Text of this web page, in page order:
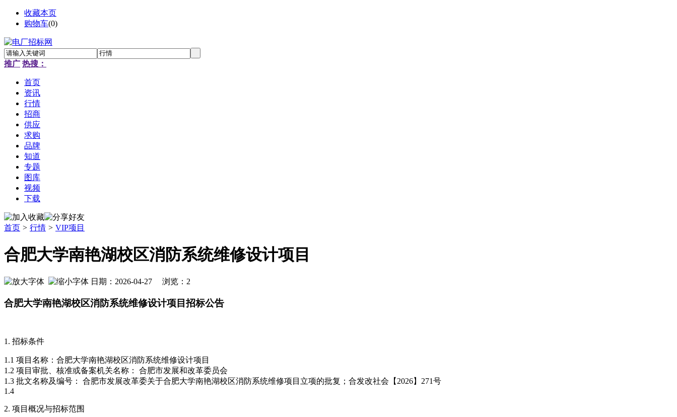
收藏本页
购物车(0)
推广 热搜：
首页
资讯
行情
招商
供应
求购
品牌
知道
专题
图库
视频
下载
首页 > 行情 > VIP项目
合肥大学南艳湖校区消防系统维修设计项目
日期：2026-04-27 浏览： 2
合肥大学南艳湖校区消防系统维修设计项目招标公告
1. 招标条件
1.1 项目名称：合肥大学南艳湖校区消防系统维修设计项目
1.2 项目审批、核准或备案机关名称： 合肥市发展和改革委员会
1.3 批文名称及编号： 合肥市发展改革委关于合肥大学南艳湖校区消防系统维修项目立项的批复；合发改社会【2026】271号
1.4
2. 项目概况与招标范围